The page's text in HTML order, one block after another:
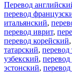
Перевод
перевод
итальянский,
перевод иврит,
перевод корейский,
татарский, перевод
узбекский,
эстонский,